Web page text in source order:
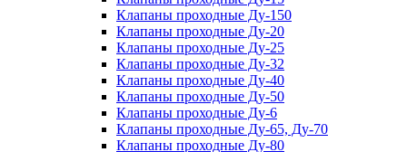
Клапаны проходные Ду-150
Клапаны проходные Ду-20
Клапаны проходные Ду-25
Клапаны проходные Ду-32
Клапаны проходные Ду-40
Клапаны проходные Ду-50
Клапаны проходные Ду-6
Клапаны проходные Ду-65, Ду-70
Клапаны проходные Ду-80